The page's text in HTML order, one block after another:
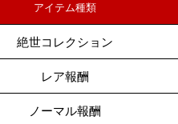
アイテム種類
絶世コレクション
レア報酬
ノーマル報酬